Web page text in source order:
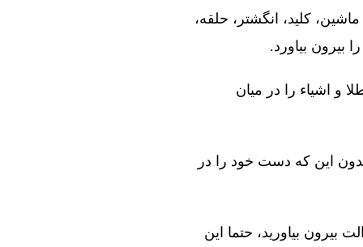
کلید، انگشتر، حلقه،
بیرون بیاورد.
و اشیاء را در میان
این که دست خود را در
بیرون بیاورید، حتما این